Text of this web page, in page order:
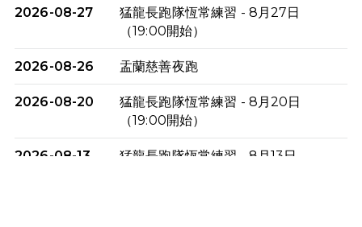
2026-08-27
猛龍長跑隊恆常練習 - 8月27日
（19:00開始）
2026-08-26 盂蘭慈善夜跑
2026-08-20
猛龍長跑隊恆常練習 - 8月20日
（19:00開始）
2026-08-13
猛龍長跑隊恆常練習 - 8月13日